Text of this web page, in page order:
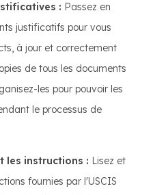
: Passez en
justificatifs pour vous
à jour et correctement
de tous les documents
les pour pouvoir les
le processus de
les instructions : Lisez et
fournies par l'USCIS